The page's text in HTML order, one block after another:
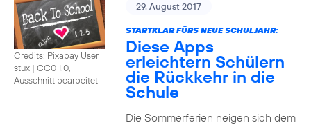
Credits: Pixabay User
stux | CC0 1.0,
Ausschnitt bearbeitet
29. August 2017
STARTKLAR FÜRS NEUE SCHULJAHR:
Diese Apps
erleichtern Schülern
die Rückkehr in die
Schule
Die Sommerferien neigen sich dem